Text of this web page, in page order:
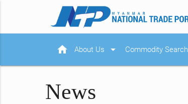
home About Us arrow_drop_down Commodity Search
News